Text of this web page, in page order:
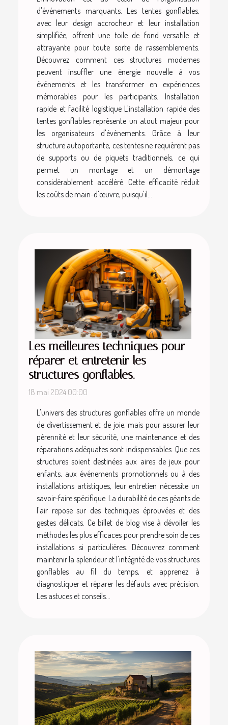
d'événements marquants. Les tentes gonflables,
avec leur design accrocheur et leur installation
simplifiée, offrent une toile de fond versatile et
attrayante pour toute sorte de rassemblements.
Découvrez comment ces structures modernes
peuvent insuffler une énergie nouvelle à vos
événements et les transformer en expériences
mémorables pour les participants. Installation
rapide et facilité logistique L'installation rapide des
tentes gonflables représente un atout majeur pour
les organisateurs d'événements. Grâce à leur
structure autoportante, ces tentes ne requièrent pas
de supports ou de piquets traditionnels, ce qui
permet un montage et un démontage
considérablement accéléré. Cette efficacité réduit
les coûts de main-d'œuvre, puisqu'il...
Les meilleures techniques pour
réparer et entretenir les
structures gonflables.
18 mai 2024 00:00
L'univers des structures gonflables offre un monde
de divertissement et de joie, mais pour assurer leur
pérennité et leur sécurité, une maintenance et des
réparations adéquates sont indispensables. Que ces
structures soient destinées aux aires de jeux pour
enfants, aux événements promotionnels ou à des
installations artistiques, leur entretien nécessite un
savoir-faire spécifique. La durabilité de ces géants de
l'air repose sur des techniques éprouvées et des
gestes délicats. Ce billet de blog vise à dévoiler les
méthodes les plus efficaces pour prendre soin de ces
installations si particulières. Découvrez comment
maintenir la splendeur et l'intégrité de vos structures
gonflables au fil du temps, et apprenez à
diagnostiquer et réparer les défauts avec précision.
Les astuces et conseils...